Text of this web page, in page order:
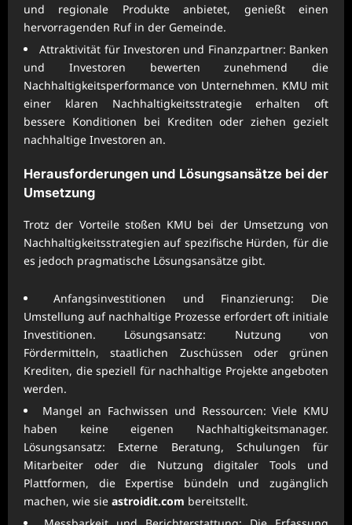
und regionale Produkte anbietet, genießt einen
hervorragenden Ruf in der Gemeinde.
Attraktivität für Investoren und Finanzpartner: Banken
und Investoren bewerten zunehmend die
Nachhaltigkeitsperformance von Unternehmen. KMU mit
einer klaren Nachhaltigkeitsstrategie erhalten oft
bessere Konditionen bei Krediten oder ziehen gezielt
nachhaltige Investoren an.
Herausforderungen und Lösungsansätze bei der
Umsetzung
Trotz der Vorteile stoßen KMU bei der Umsetzung von
Nachhaltigkeitsstrategien auf spezifische Hürden, für die
es jedoch pragmatische Lösungsansätze gibt.
Anfangsinvestitionen und Finanzierung: Die
Umstellung auf nachhaltige Prozesse erfordert oft initiale
Investitionen. Lösungsansatz: Nutzung von
Fördermitteln, staatlichen Zuschüssen oder grünen
Krediten, die speziell für nachhaltige Projekte angeboten
werden.
Mangel an Fachwissen und Ressourcen: Viele KMU
haben keine eigenen Nachhaltigkeitsmanager.
Lösungsansatz: Externe Beratung, Schulungen für
Mitarbeiter oder die Nutzung digitaler Tools und
Plattformen, die Expertise bündeln und zugänglich
machen, wie sie astroidit.com bereitstellt.